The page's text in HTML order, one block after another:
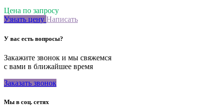
Цена по запросу
Узнать цену Написать
У вас есть вопросы?
Закажите звонок и мы свяжемся
с вами в ближайшее время
Заказать звонок
Мы в соц. сетях